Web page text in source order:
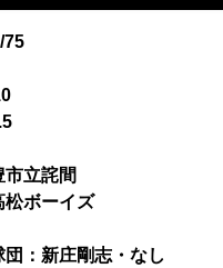
75
市立詫間
松ボーイズ
団：新庄剛志・なし